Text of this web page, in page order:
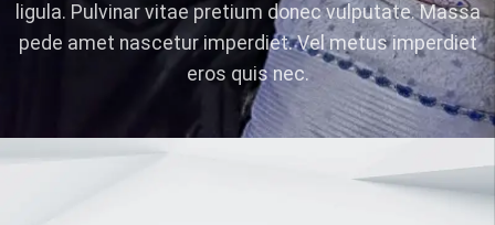
ligula. Pulvinar vitae pretium donec vulputate. Massa
pede amet nascetur imperdiet. Vel metus imperdiet
eros quis nec.